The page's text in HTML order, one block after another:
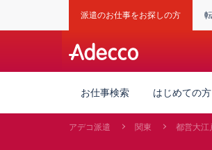
派遣のお仕事をお探しの方
お仕事検索 はじめての方
アデコ派遣 関東 都営大江